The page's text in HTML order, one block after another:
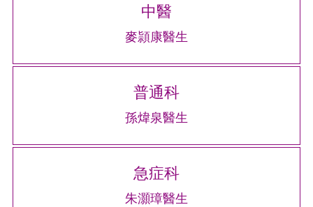
中醫
麥頴康醫生
普通科
孫煒泉醫生
急症科
朱灝璋醫生